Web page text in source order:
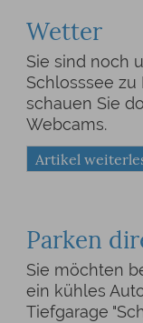
Wetter
Sie sind noch
Schlosssee zu
schauen Sie
Webcams.
Artikel
Parken
Sie möchten
ein kühles
Tiefgarage